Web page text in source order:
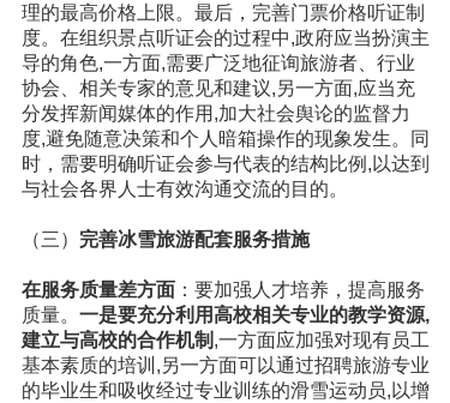
理的最高价格上限。最后，完善门票价格听证制
度。在组织景点听证会的过程中,政府应当扮演主
导的角色,一方面,需要广泛地征询旅游者、行业
协会、相关专家的意见和建议,另一方面,应当充
分发挥新闻媒体的作用,加大社会舆论的监督力
度,避免随意决策和个人暗箱操作的现象发生。同
时，需要明确听证会参与代表的结构比例,以达到
与社会各界人士有效沟通交流的目的。
（三） 完善冰雪旅游配套服务措施
在服务质量差方面：要加强人才培养，提高服务
质量。 一是要充分利用高校相关专业的教学资源,
建立与高校的合作机制 ,一方面应加强对现有员工
基本素质的培训,另一方面可以通过招聘旅游专业
的毕业生和吸收经过专业训练的滑雪运动员,以增